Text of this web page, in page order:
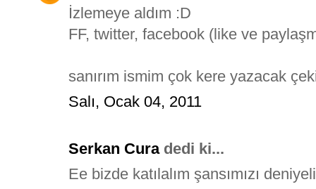
İzlemeye aldım :D
FF, twitter, facebook (like ve
sanırım ismim çok kere yazacak
Salı, Ocak 04, 2011
Serkan Curadedi ki...
Ee bizde katılalım şansımızı